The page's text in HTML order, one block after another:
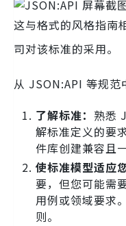
这与格式的风格指南
司对该标准的采用。
从 JSON:API 等规范
了解标准： 熟悉
解标准定义的要
件库创建兼容且
使标准模型适应
要，但您可能需
用例或领域要求
则。